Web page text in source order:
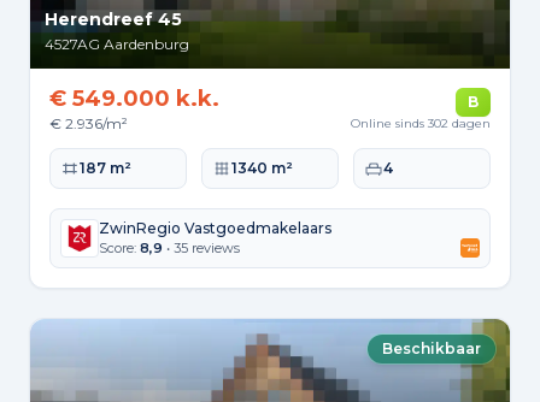
Herendreef 45
4527AG Aardenburg
€ 549.000 k.k.
€ 2.936/m²
B
Online sinds 302 dagen
Woonoppervlakte
187 m² Perceeloppervlakte
1340 m² Slaapkamers
4
ZwinRegio Vastgoedmakelaars
Score: 8,9 • 35 reviews
Beschikbaar